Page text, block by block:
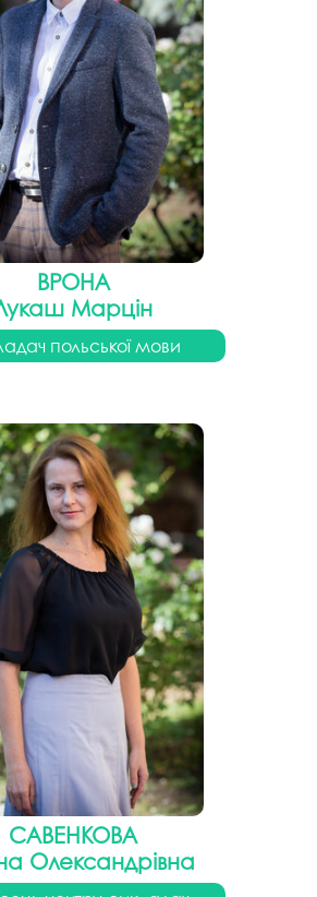
ВРОНА
Марцін
польської мови
САВЕНКОВА
Олександрівна